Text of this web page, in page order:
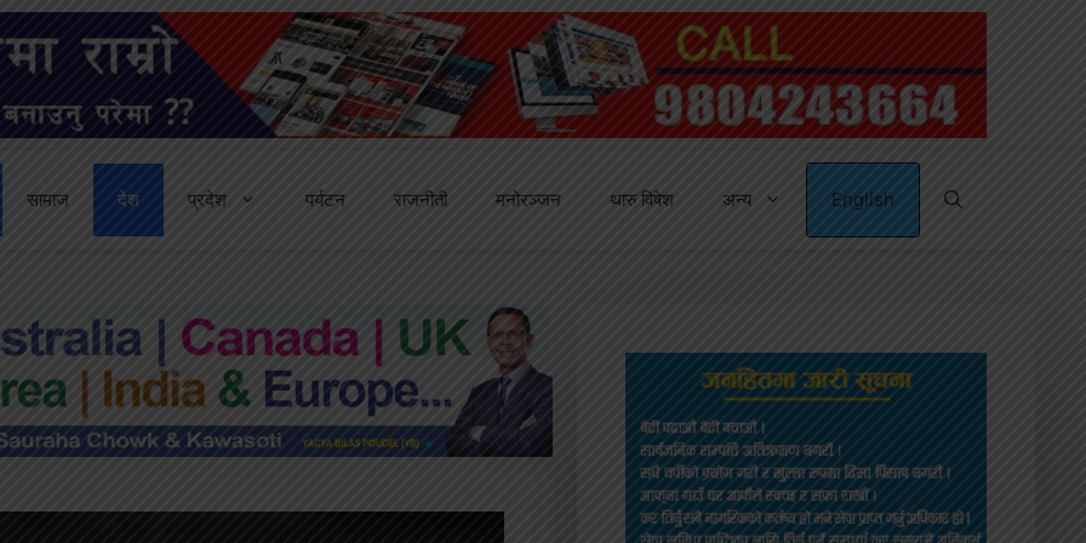
सामाज देश प्रदेश पर्यटन राजनीती मनोरञ्जन थारु विषेश अन्य English